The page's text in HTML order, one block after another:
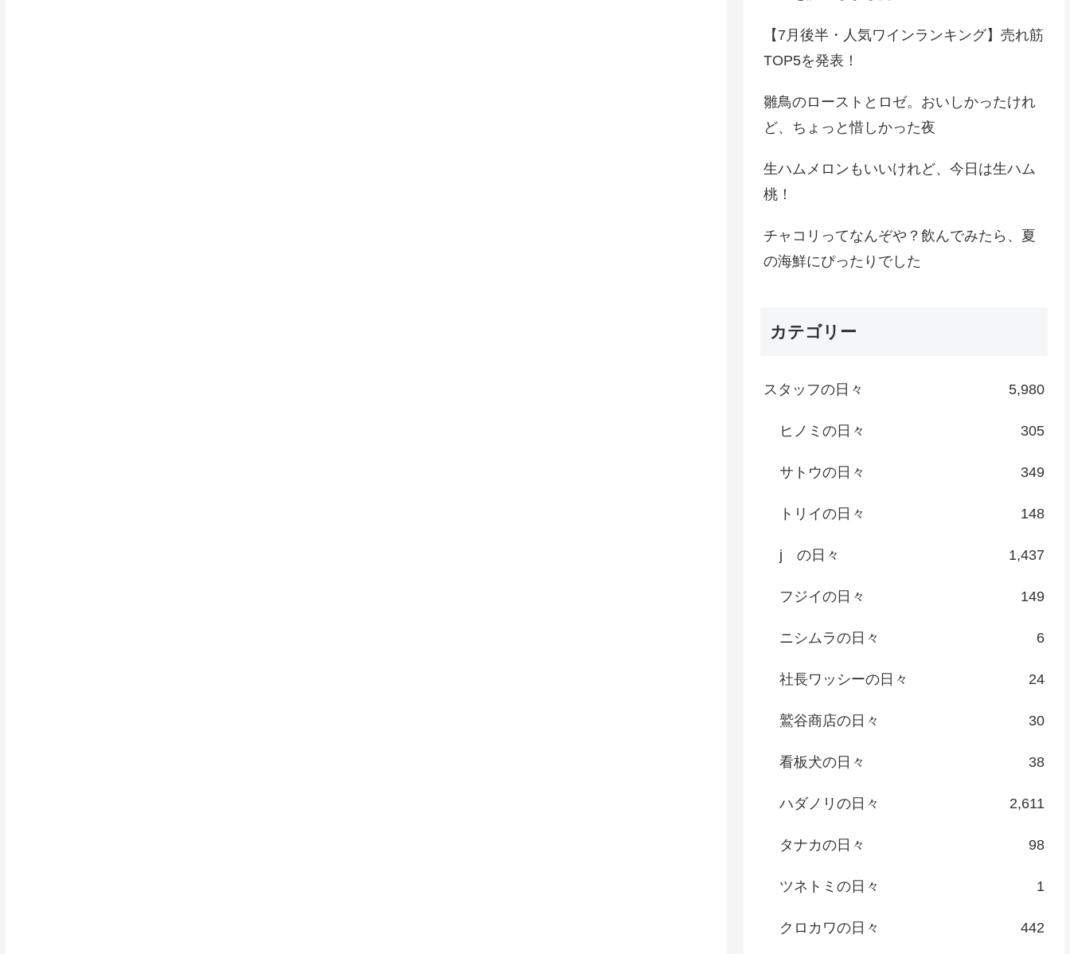
【7月後半・人気ワインランキング】売れ筋
TOP5を発表！
雛鳥のローストとロゼ。おいしかったけれ
ど、ちょっと惜しかった夜
生ハムメロンもいいけれど、今日は生ハム
桃！
チャコリってなんぞや？飲んでみたら、夏
の海鮮にぴったりでした
カテゴリー
スタッフの日々 5,980
ヒノミの日々 305
サトウの日々 349
トリイの日々 148
j の日々 1,437
フジイの日々 149
ニシムラの日々 6
社長ワッシーの日々 24
鷲谷商店の日々 30
看板犬の日々 38
ハダノリの日々 2,611
タナカの日々 98
ツネトミの日々 1
クロカワの日々 442